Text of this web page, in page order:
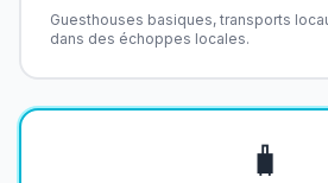
Guesthouses basiques, transports
dans des échoppes locales.
🧳